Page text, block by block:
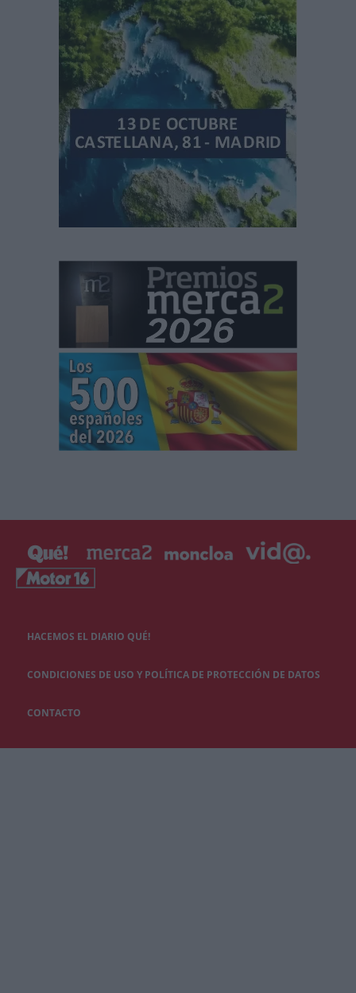
HACEMOS EL DIARIO QUÉ!
CONDICIONES DE USO Y POLÍTICA DE PROTECCIÓN DE DATOS
CONTACTO